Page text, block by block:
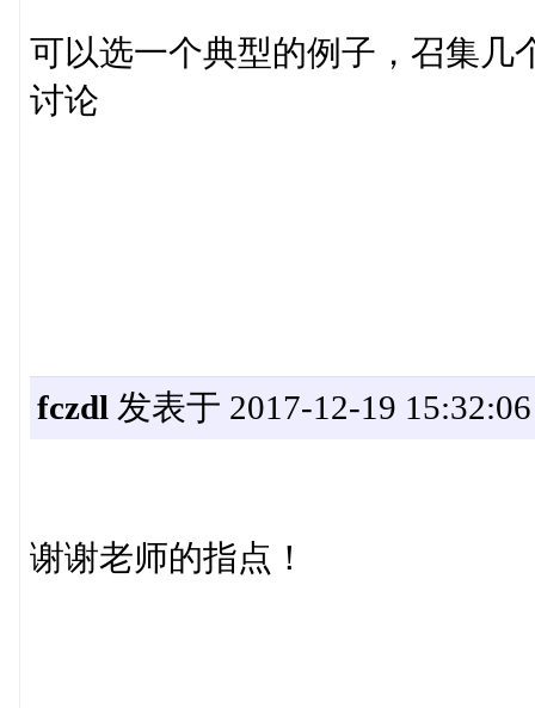
可以选一个典型的例子，召集几
讨论
fczdl 发表于 2017-12-19 15:32:06
谢谢老师的指点！